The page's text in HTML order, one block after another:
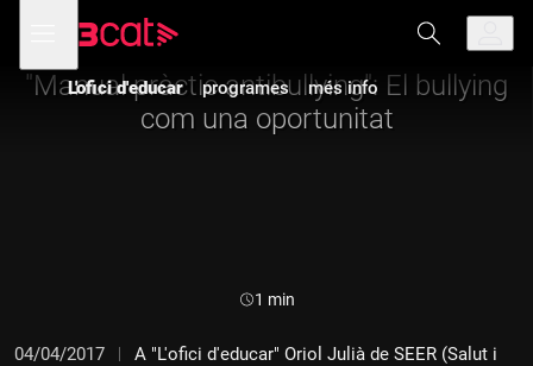
navegació
principal
menú
de
L'ofici d'educar programes més info
L'ofici d'educar (El suplement)
"Manual pràctic antibullying": El bullying
com una oportunitat
Durada:
1 min
04/04/2017
A "L'ofici d'educar" Oriol Julià de SEER (Salut i